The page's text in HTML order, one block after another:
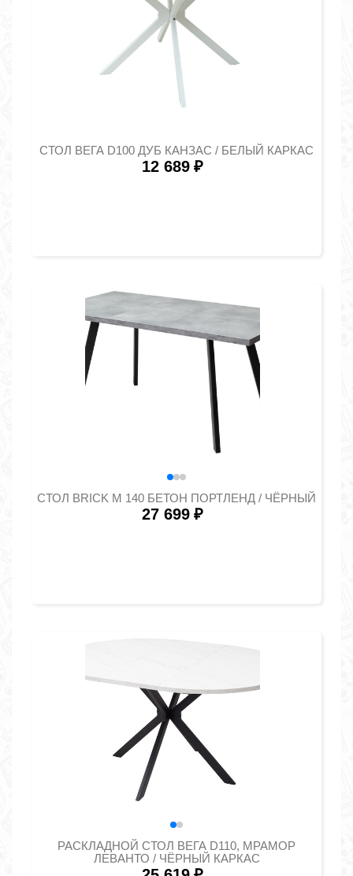
СТОЛ ВЕГА D100 ДУБ КАНЗАС / БЕЛЫЙ КАРКАС
12 689 ₽
СТОЛ BRICK M 140 БЕТОН ПОРТЛЕНД / ЧЁРНЫЙ
27 699 ₽
РАСКЛАДНОЙ СТОЛ ВЕГА D110, МРАМОР
ЛЕВАНТО / ЧЁРНЫЙ КАРКАС